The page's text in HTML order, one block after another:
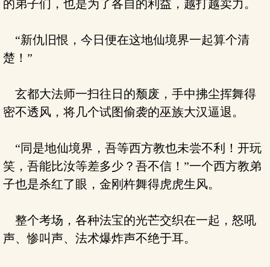
的弟子们，也是为了各自的利益，越打越卖力。
“新仇旧恨，今日便在这地仙境界一起算个清
楚！”
玄都大法师一扫往日的颓废，手中拂尘挥舞得
密不透风，将几个试图偷袭的巫族大汉逼退。
“同是地仙境界，吾等西方教也未尝不利！开玩
笑，吾能比汝等差多少？吾不信！”一个西方教弟
子也是杀红了眼，金刚杵舞得虎虎生风。
整个考场，各种法宝的光芒交织在一起，怒吼
声、惨叫声、法术爆炸声不绝于耳。